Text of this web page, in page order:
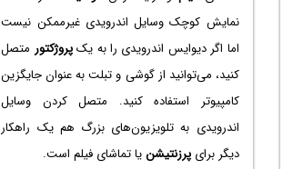
نمایش کوچک وسایل اندرویدی غیرممکن نیست
اما اگر دیوایس اندرویدی را به یکپروژکتور متصل
کنید، می‌توانید از گوشی و تبلت به عنوان جایگزین
کامپیوتر استفاده کنید. متصل کردن وسایل
اندرویدی به تلویزیون‌های بزرگ هم یک راهکار
دیگر برایپرزنتیشنیا تماشای فیلم است.